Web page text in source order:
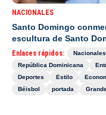
NACIONALES
Santo Domingo
escultura de Santo
Enlaces rápidos: Nacionales
República Dominicana
Deportes
Estilo
Béisbol
portada